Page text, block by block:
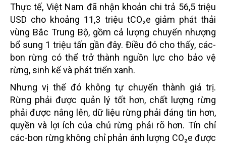
Thực tế, Việt Nam đã nhận khoản chi trả 56,5 triệu
USD cho khoảng 11,3 triệu tCO₂e giảm phát thải
vùng Bắc Trung Bộ, gồm cả lượng chuyển nhượng
bổ sung 1 triệu tấn gần đây. Điều đó cho thấy, các-
bon rừng có thể trở thành nguồn lực cho bảo vệ
rừng, sinh kế và phát triển xanh.
Nhưng vị thế đó không tự chuyển thành giá trị.
Rừng phải được quản lý tốt hơn, chất lượng rừng
phải được nâng lên, dữ liệu rừng phải đáng tin hơn,
quyền và lợi ích của chủ rừng phải rõ hơn. Tín chỉ
các-bon rừng không chỉ phản ánh lượng CO₂e được